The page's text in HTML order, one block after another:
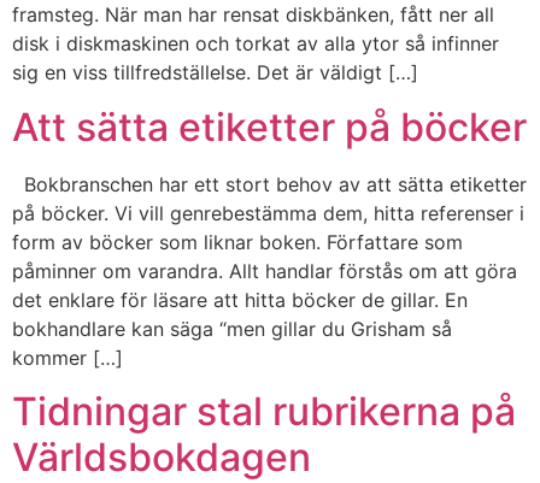
framsteg. När man har rensat diskbänken, fått ner all
disk i diskmaskinen och torkat av alla ytor så infinner
sig en viss tillfredställelse. Det är väldigt […]
Att sätta etiketter på böcker
Bokbranschen har ett stort behov av att sätta etiketter
på böcker. Vi vill genrebestämma dem, hitta referenser i
form av böcker som liknar boken. Författare som
påminner om varandra. Allt handlar förstås om att göra
det enklare för läsare att hitta böcker de gillar. En
bokhandlare kan säga “men gillar du Grisham så
kommer […]
Tidningar stal rubrikerna på
Världsbokdagen